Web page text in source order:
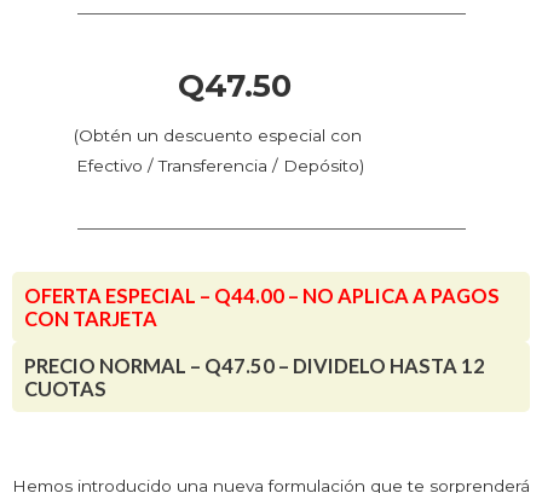
Esmeralda
(70.755
Pos.
74)
Q47.50
(Obtén un descuento especial con
Efectivo / Transferencia / Depósito)
OFERTA ESPECIAL – Q44.00 – NO APLICA A PAGOS
CON TARJETA
PRECIO NORMAL – Q47.50 – DIVIDELO HASTA 12
CUOTAS
Hemos introducido una nueva formulación que te sorprenderá